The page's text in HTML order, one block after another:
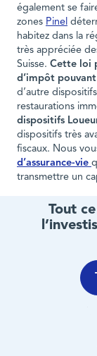
également se
zones Pinel
habitez dans la
très appréciée
Suisse. Cette loi
d’impôt
d’autre
restaurations
dispositifs
dispositifs très
fiscaux. Nous
d’assurance-vie
transmettre un
Tout